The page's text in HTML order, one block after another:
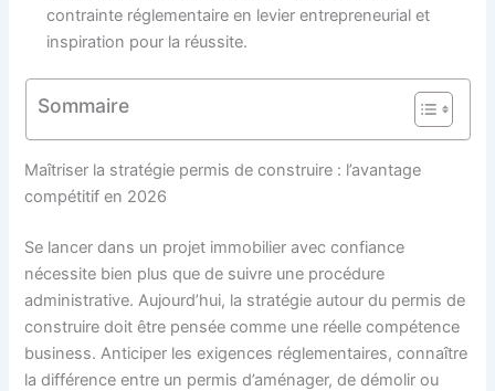
contrainte réglementaire en levier entrepreneurial et
inspiration pour la réussite.
Sommaire
Maîtriser la stratégie permis de construire : l’avantage
compétitif en 2026
Se lancer dans un projet immobilier avec confiance
nécessite bien plus que de suivre une procédure
administrative. Aujourd’hui, la stratégie autour du permis de
construire doit être pensée comme une réelle compétence
business. Anticiper les exigences réglementaires, connaître
la différence entre un permis d’aménager, de démolir ou